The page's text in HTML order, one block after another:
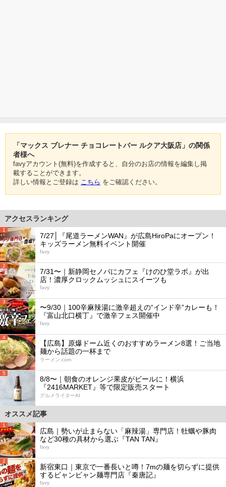
「マックス ブレナー チョコレートバー ルクア大阪店」の関係
者様へ
favyアカウント(無料)を作成すると、自分のお店の情報を編集し掲
載することができます。
詳しい情報とご登録は こちら をご確認ください。
アクセスランキング
1
7/27│『尾道ラーメンWAN』が広島HiroPaにオープン！
キッズラーメン無料イベント開催
favy
2
7/31〜｜新静岡セノバにカフェ『けのひ堂ラボ』が出
店！濃厚クロックムッシュにスイーツも
favy
3
〜9/30｜100辛麻辣湯に激辛超えの“インド辛”カレーも！
『富山北口横丁』で激辛フェス開催中
favy
4
【広島】原爆ドーム近くのおすすめラーメン8選！ご当地
麺から話題の一杯まで
ラーメン.com
5
8/8〜｜朝食のオレンジ果皮がビールに！横浜
『2416MARKET』等で限定販売スタート
グルメライターAI
オススメ記事
1
広島｜勢いが止まらない「麻辣湯」専門店！牡蠣や豚肉
など30種の具材から選ぶ『TAN TAN』
favy
2
新宿東口｜東京で一番長いと噂！7mの麺を切らずに提供
するビャンビャン麺専門店『秦唐記』
favy